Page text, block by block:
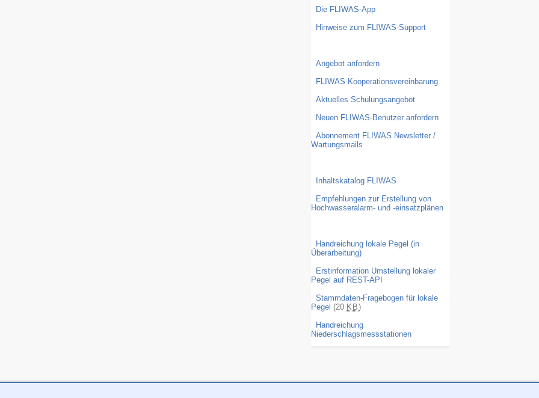
Die FLIWAS-App
Hinweise zum FLIWAS-Support
Angebot anfordern
FLIWAS Kooperationsvereinbarung
Aktuelles Schulungsangebot
Neuen FLIWAS-Benutzer anfordern
Abonnement FLIWAS Newsletter /
Wartungsmails
Inhaltskatalog FLIWAS
Empfehlungen zur Erstellung von
Hochwasseralarm- und -einsatzplänen
Handreichung lokale Pegel (in
Überarbeitung)
Erstinformation Umstellung lokaler
Pegel auf REST-API
Stammdaten-Fragebogen für lokale
Pegel (20 KB)
Handreichung
Niederschlagsmessstationen